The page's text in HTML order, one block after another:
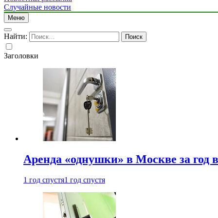
Случайные новости
Меню
Найти:
Заголовки
Аренда «однушки» в Москве за год
1 год спустя1 год спустя